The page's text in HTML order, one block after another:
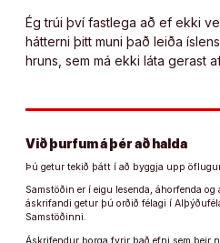
Ég trúi því fastlega að ef ekki
hátterni þitt muni það leiða
hruns, sem má ekki láta gerast
Við þurfum á þér að halda
Þú getur tekið þátt í að byggja upp
Samstöðin er í eigu lesenda, áhorfenda
áskrifandi getur þú orðið félagi í
Samstöðinni.
Áskrifendur borga fyrir það efni sem þeir